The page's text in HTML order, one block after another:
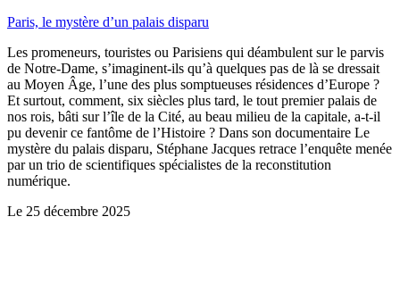
Paris, le mystère d’un palais disparu
Les promeneurs, touristes ou Parisiens qui déambulent sur le parvis
de Notre-Dame, s’imaginent-ils qu’à quelques pas de là se dressait
au Moyen Âge, l’une des plus somptueuses résidences d’Europe ?
Et surtout, comment, six siècles plus tard, le tout premier palais de
nos rois, bâti sur l’île de la Cité, au beau milieu de la capitale, a-t-il
pu devenir ce fantôme de l’Histoire ? Dans son documentaire Le
mystère du palais disparu, Stéphane Jacques retrace l’enquête menée
par un trio de scientifiques spécialistes de la reconstitution
numérique.
Le 25 décembre 2025